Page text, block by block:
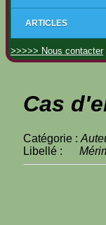
ARTICLES
>>>>> Nous contacter
Cas
Catégorie :
Libellé :